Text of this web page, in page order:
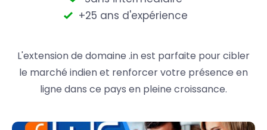
+25 ans d'expérience
L'extension de domaine .in est parfaite pour cibler
le marché indien et renforcer votre présence en
ligne dans ce pays en pleine croissance.